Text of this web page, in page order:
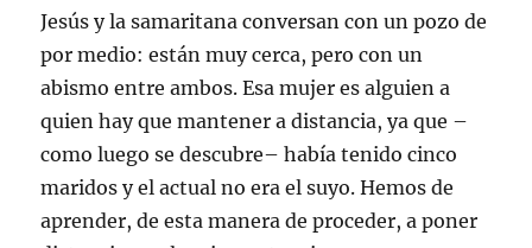
Jesús y la samaritana conversan con un pozo de
por medio: están muy cerca, pero con un
abismo entre ambos. Esa mujer es alguien a
quien hay que mantener a distancia, ya que –
como luego se descubre– había tenido cinco
maridos y el actual no era el suyo. Hemos de
aprender, de esta manera de proceder, a poner